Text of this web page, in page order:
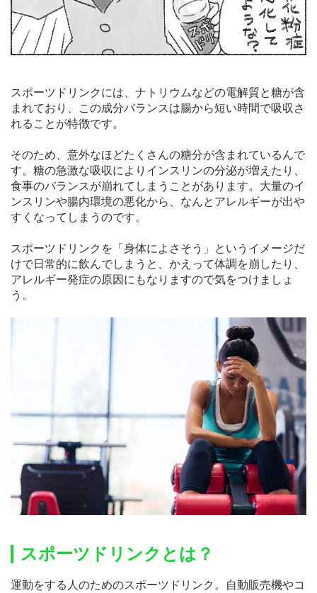
スポーツドリンクには、ナトリウムなどの電解質と糖が含
まれており、この成分バランスは腸から短い時間で吸収さ
れることが特徴です。
そのため、意外なほどたくさんの糖分が含まれているんで
す。糖の急激な吸収によりインスリンの分泌が増えたり、
食事のバランスが崩れてしまうことがあります。大量のイ
ンスリンや腸内環境の悪化から、なんとアレルギーが出や
すくなってしまうのです。
スポーツドリンクを「身体によさそう」というイメージだ
けで日常的に飲んでしまうと、かえって体調を崩したり、
アレルギー発症の原因にもなりますので気をつけましょ
う。
スポーツドリンクとは？
運動をする人のためのスポーツドリンク。自動販売機やコ